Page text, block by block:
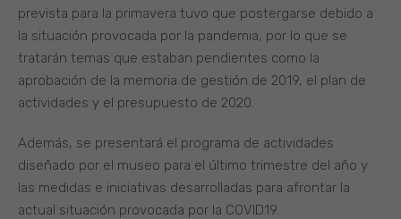
prevista para la primavera tuvo que postergarse debido a
la situación provocada por la pandemia, por lo que se
tratarán temas que estaban pendientes como la
aprobación de la memoria de gestión de 2019, el plan de
actividades y el presupuesto de 2020.
Además, se presentará el programa de actividades
diseñado por el museo para el último trimestre del año y
las medidas e iniciativas desarrolladas para afrontar la
actual situación provocada por la COVID19.